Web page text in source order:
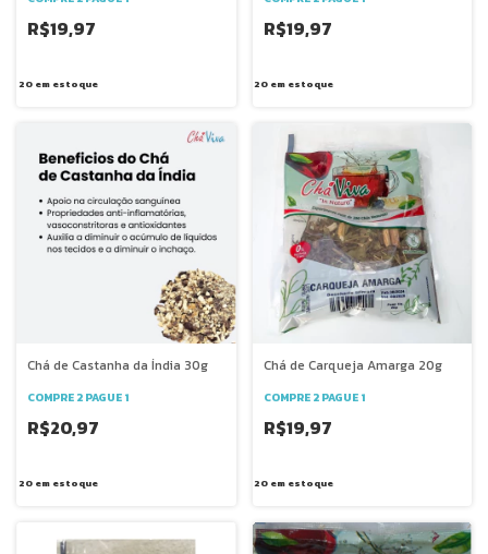
R$19,97
20em estoque
R$19,97
20 em estoque
Chá de Castanha da Índia 30g
COMPRE 2 PAGUE 1
R$20,97
20em estoque
Chá de Carqueja Amarga 20g
COMPRE 2 PAGUE 1
R$19,97
20 em estoque